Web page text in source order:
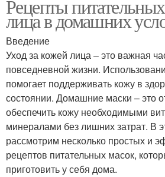
Рецепты
лица в домашних
Введение
Уход за кожей лица – это важная
повседневной жизни.
помогает поддерживать кожу в
состоянии. Домашние маски – это
обеспечить кожу необходимыми
минералами без лишних затрат. В
рассмотрим несколько простых и
рецептов питательных масок,
приготовить у себя дома.